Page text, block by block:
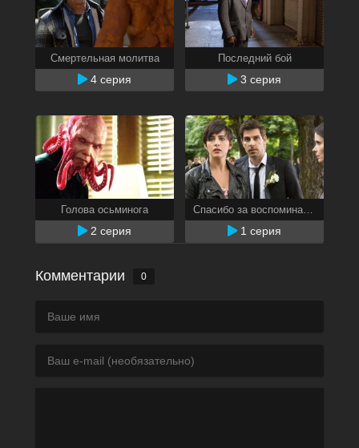
Смертельная молитва
4 серия
Последний бой
3 серия
Голова осьминога
2 серия 1 серия
Комментарии 0